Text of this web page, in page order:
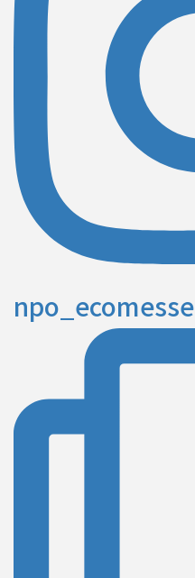
npo_ecomesse